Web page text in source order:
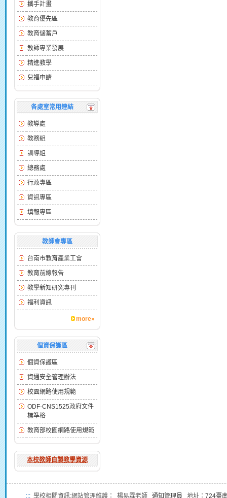
攜手計畫
教育優先區
教育儲蓄戶
教師專業發展
精進教學
兒福申請
各處室常用連結
教導處
教務組
訓導組
總務處
行政專區
資訊專區
填報專區
教師會專區
台南市教育產業工會
教育前線報告
教學新知研究專刊
福利資訊
more»
個資保護區
個資保護區
資通安全管理辦法
校園網路使用規範
ODF-CNS1525政府文件
標準格
教育部校園網路使用規範
本校教師自製教學資源
::: 學校相關資訊:網站管理維護： 楊易霖老師 通知管理員 地址： 724臺